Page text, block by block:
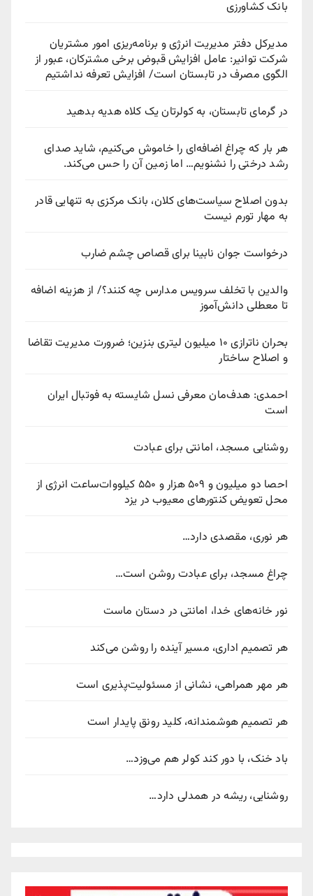
بانک کشاورزی
مدیرکل دفتر مدیریت انرژی و برنامه‌ریزی امور مشتریان
شرکت توانیر: عامل افزایش قبوض برخی مشترکان، عبور از
الگوی مصرف در تابستان است/ افزایش تعرفه نداشتیم
در گرمای تابستان، به کولرتان یک کلاه هدیه بدهید
هر بار که چراغ اضافه‌ای را خاموش می‌کنیم، شاید صدای
رشد درختی را نشنویم… اما زمین آن را حس می‌کند.
بدون اصلاح سیاست‌های کلان، بانک مرکزی به تنهایی قادر
به مهار تورم نیست
درخواست جوان نابینا برای قصاص چشم ضارب
والدین با تخلف سرویس مدارس چه کنند؟/ از هزینه اضافه
تا معطلی دانش‌آموز
بحران ناترازی ۱۰ میلیون لیتری بنزین؛ ضرورت مدیریت تقاضا
و اصلاح ساختار
احمدی: هدف‌مان معرفی نسل شایسته به فوتبال ایران
است
روشنایی مسجد، امانتی برای عبادت
احصا دو میلیون و ۵۰۹ هزار و ۵۵۰ کیلووات‌ساعت انرژی از
محل تعویض کنتورهای معیوب در یزد
هر نوری، مقصدی دارد…
چراغ مسجد، برای عبادت روشن است…
نور خانه‌های خدا، امانتی در دستان ماست
هر تصمیم اداری، مسیر آینده را روشن می‌کند
هر مهر همراهی، نشانی از مسئولیت‌پذیری است
هر تصمیم هوشمندانه، کلید رونق پایدار است
باد خنک، با دور کند کولر هم می‌وزد…
روشنایی، ریشه در همدلی دارد…